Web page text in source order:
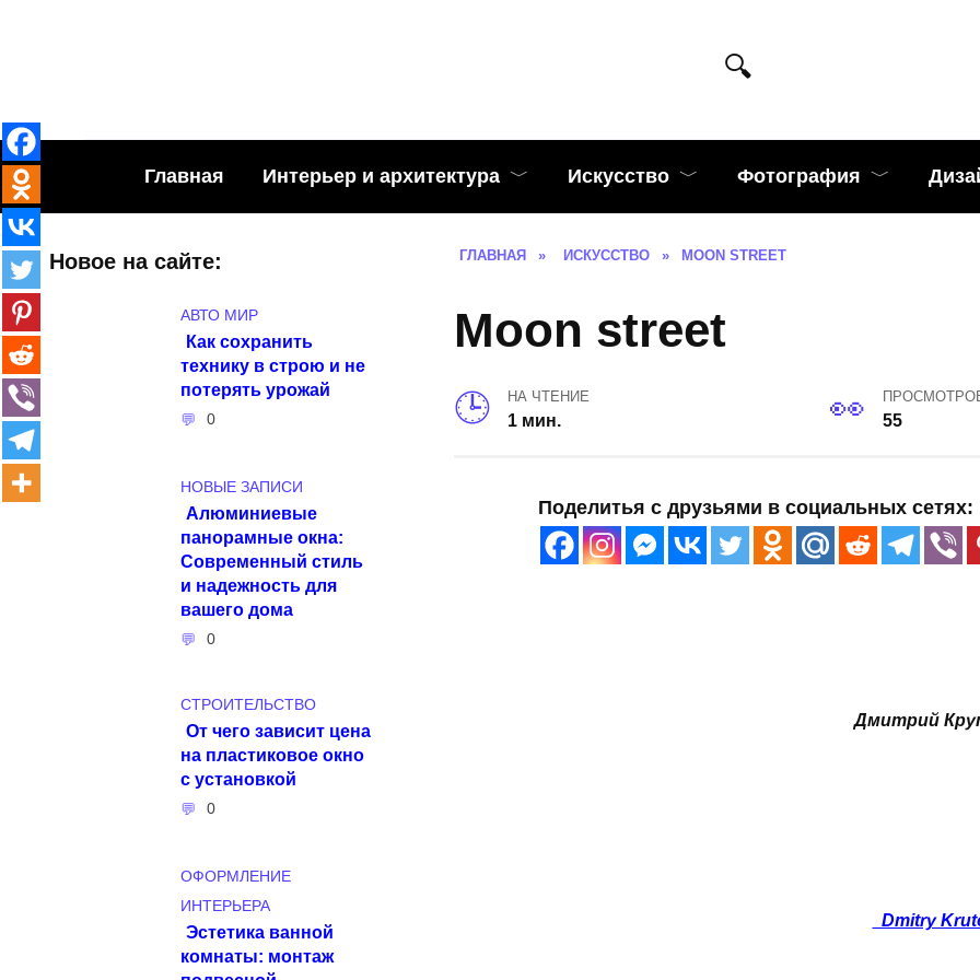
Главная Интерьер и архитектура Искусство Фотография
ГЛАВНАЯ » ИСКУССТВО » MOON STREET
Moon street
НА ЧТЕНИЕ
1 мин. 55
Поделитья с друзьями в социальных сетях:
Дмитрий
Dmitry
Новое на сайте:
АВТО МИР
Как сохранить
технику в строю и не
потерять урожай
0
НОВЫЕ ЗАПИСИ
Алюминиевые
панорамные окна:
Современный стиль
и надежность для
вашего дома
0
СТРОИТЕЛЬСТВО
От чего зависит цена
на пластиковое окно
с установкой
0
ОФОРМЛЕНИЕ
ИНТЕРЬЕРА
Эстетика ванной
комнаты: монтаж